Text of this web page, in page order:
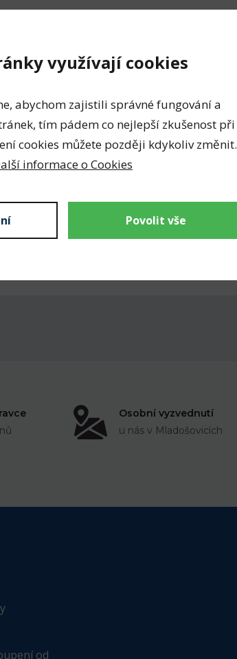
Osobní vyzvednutí
u nás v Mladošovicích
od
využívají cookies
abychom zajistili správné fungování a
tím pádem co nejlepší zkušenost při
cookies můžete později kdykoliv změnit.
informace o Cookies
Povolit vše